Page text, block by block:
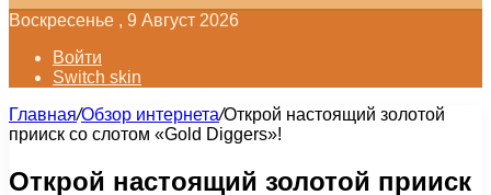
Воскресенье , 9 Август 2026
Войти
Switch skin
Главная/Обзор интернета/Открой настоящий золотой
прииск со слотом «Gold Diggers»!
Открой настоящий золотой прииск